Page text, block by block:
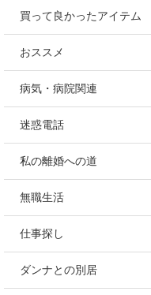
買って良かったアイテム
おススメ
病気・病院関連
迷惑電話
私の離婚への道
無職生活
仕事探し
ダンナとの別居